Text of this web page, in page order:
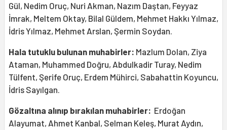
Gül, Nedim Oruç, Nuri Akman, Nazım Daştan, Feyyaz
İmrak, Meltem Oktay, Bilal Güldem, Mehmet Hakkı Yılmaz,
İdris Yılmaz, Mehmet Arslan, Şermin Soydan.
Hala tutuklu bulunan muhabirler: Mazlum Dolan, Ziya
Ataman, Muhammed Doğru, Abdulkadir Turay, Nedim
Tülfent, Şerife Oruç, Erdem Mühirci, Sabahattin Koyuncu,
İdris Sayılgan.
Gözaltına alınıp bırakılan muhabirler: Erdoğan
Alayumat, Ahmet Kanbal, Selman Keleş, Murat Aydın,